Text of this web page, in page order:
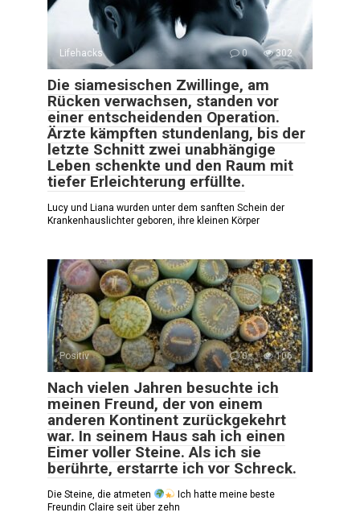
Lifehacks 0 302
Die siamesischen Zwillinge, am
Rücken verwachsen, standen vor
einer entscheidenden Operation.
Ärzte kämpften stundenlang, bis der
letzte Schnitt zwei unabhängige
Leben schenkte und den Raum mit
tiefer Erleichterung erfüllte.
Lucy und Liana wurden unter dem sanften Schein der
Krankenhauslichter geboren, ihre kleinen Körper
Positiv 0 106
Nach vielen Jahren besuchte ich
meinen Freund, der von einem
anderen Kontinent zurückgekehrt
war. In seinem Haus sah ich einen
Eimer voller Steine. Als ich sie
berührte, erstarrte ich vor Schreck.
Die Steine, die atmeten
Ich hatte meine beste
Freundin Claire seit über zehn